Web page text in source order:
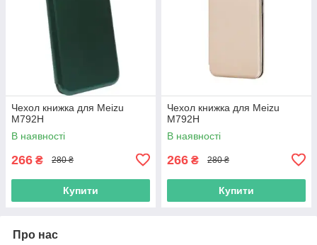
Чехол книжка для Meizu
M792H
В наявності
266 ₴ 280 ₴
Купити
Чехол книжка для Meizu
M792H
В наявності
266 ₴ 280 ₴
Купити
Про нас